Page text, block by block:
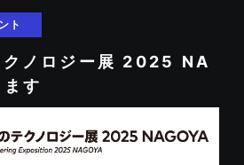
ト
クノロジー展 2025 NA
す